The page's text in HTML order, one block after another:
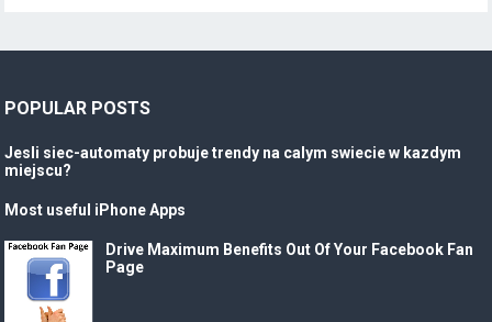
POPULAR POSTS
Jesli siec-automaty probuje trendy na calym swiecie w kazdym
miejscu?
Most useful iPhone Apps
Drive Maximum Benefits Out Of Your Facebook Fan
Page